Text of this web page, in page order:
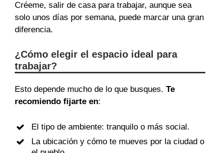
Créeme, salir de casa para trabajar, aunque sea
solo unos días por semana, puede marcar una gran
diferencia.
¿Cómo elegir el espacio ideal para
trabajar?
Esto depende mucho de lo que busques. Te
recomiendo fijarte en:
El tipo de ambiente: tranquilo o más social.
La ubicación y cómo te mueves por la ciudad o